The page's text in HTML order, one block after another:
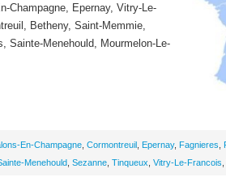
Champagne, Epernay, Vitry-Le-
Betheny, Saint-Memmie,
Sainte-Menehould, Mourmelon-Le-
En-Champagne Cormontreuil Epernay, Fagnieres
Menehould Sezanne Tinqueux Vitry-Le-Francois